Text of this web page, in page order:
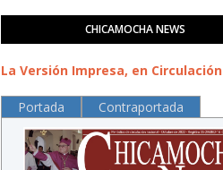
CHICAMOCHA NEWS
La Versión Impresa, en Circulación
Portada Contraportada